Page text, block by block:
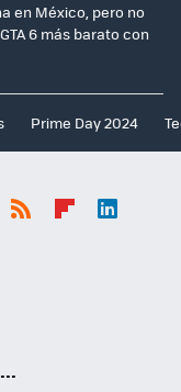
en México, pero no
6 más barato con
Prime Day 2024